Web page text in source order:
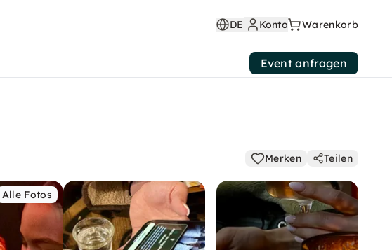
DE Konto Warenkorb
Event anfragen
Merken Teilen
Alle Fotos